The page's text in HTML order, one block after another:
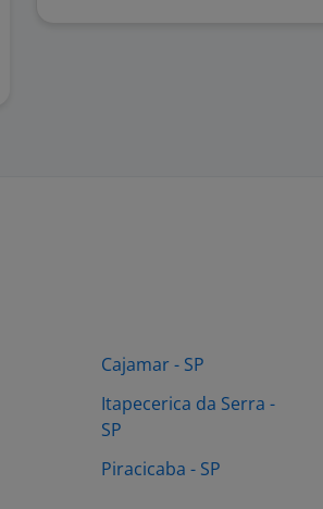
Cajamar - SP
Itapecerica da Serra -
SP
Piracicaba - SP